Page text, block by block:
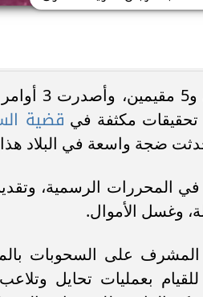
أمرت النيابة
تحقيقات مكثفة في قضية
ضجة واسعة في البلاد
في المحررات الرسمية،
وغسل الأموال.
المشرف على السحوبات
للقيام بعمليات تحايل